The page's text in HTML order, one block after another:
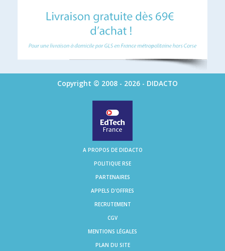
Copyright © 2008 - 2026 - DIDACTO
A PROPOS DE DIDACTO
POLITIQUE RSE
PARTENAIRES
APPELS D'OFFRES
RECRUTEMENT
CGV
MENTIONS LÉGALES
PLAN DU SITE